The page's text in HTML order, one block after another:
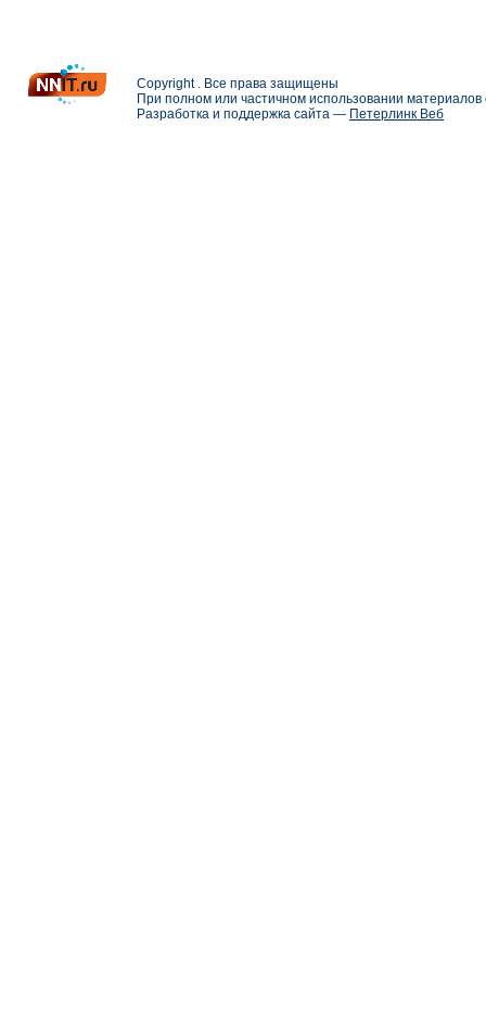
Copyright . Все права защищены
При полном или частичном использовании
Разработка и поддержка сайта — Петерлинк Веб